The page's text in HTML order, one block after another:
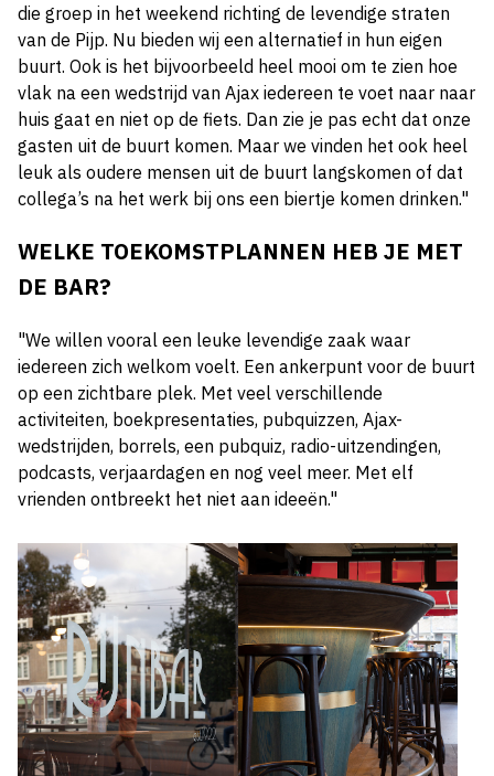
die groep in het weekend richting de levendige straten
van de Pijp. Nu bieden wij een alternatief in hun eigen
buurt. Ook is het bijvoorbeeld heel mooi om te zien hoe
vlak na een wedstrijd van Ajax iedereen te voet naar naar
huis gaat en niet op de fiets. Dan zie je pas echt dat onze
gasten uit de buurt komen. Maar we vinden het ook heel
leuk als oudere mensen uit de buurt langskomen of dat
collega’s na het werk bij ons een biertje komen drinken."
WELKE TOEKOMSTPLANNEN HEB JE MET
DE BAR?
"We willen vooral een leuke levendige zaak waar
iedereen zich welkom voelt. Een ankerpunt voor de buurt
op een zichtbare plek. Met veel verschillende
activiteiten, boekpresentaties, pubquizzen, Ajax-
wedstrijden, borrels, een pubquiz, radio-uitzendingen,
podcasts, verjaardagen en nog veel meer. Met elf
vrienden ontbreekt het niet aan ideeën."